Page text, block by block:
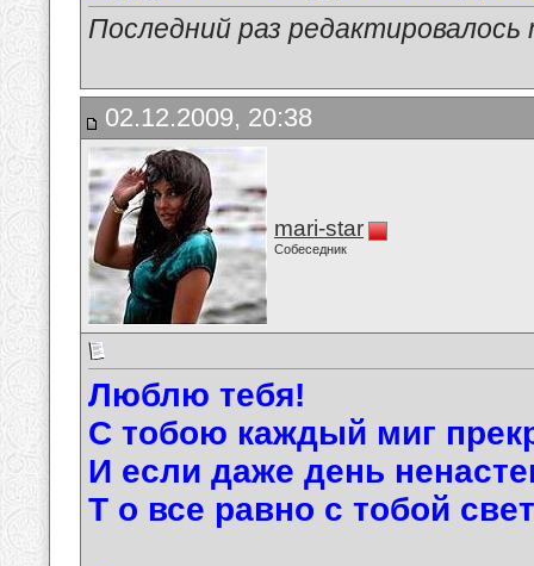
Последний раз
02.12.2009, 20:38
mari-star
Собеседник
Люблю тебя!
С тобою каждый миг
И если даже день
Т о все равно с тобой